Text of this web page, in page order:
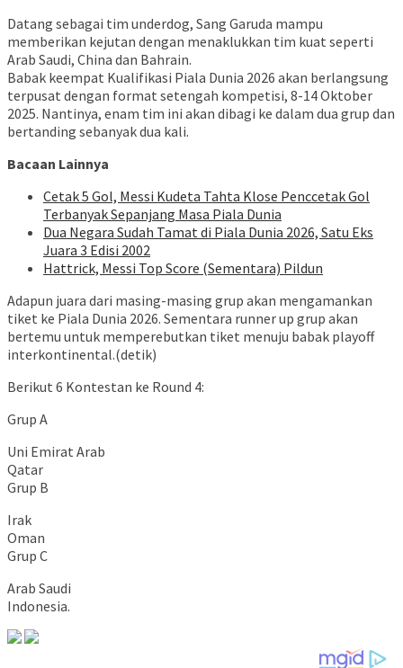
Datang sebagai tim underdog, Sang Garuda mampu
memberikan kejutan dengan menaklukkan tim kuat seperti
Arab Saudi, China dan Bahrain.
Babak keempat Kualifikasi Piala Dunia 2026 akan berlangsung
terpusat dengan format setengah kompetisi, 8-14 Oktober
2025. Nantinya, enam tim ini akan dibagi ke dalam dua grup dan
bertanding sebanyak dua kali.
Bacaan Lainnya
Cetak 5 Gol, Messi Kudeta Tahta Klose Penccetak Gol
Terbanyak Sepanjang Masa Piala Dunia
Dua Negara Sudah Tamat di Piala Dunia 2026, Satu Eks
Juara 3 Edisi 2002
Hattrick, Messi Top Score (Sementara) Pildun
Adapun juara dari masing-masing grup akan mengamankan
tiket ke Piala Dunia 2026. Sementara runner up grup akan
bertemu untuk memperebutkan tiket menuju babak playoff
interkontinental.(detik)
Berikut 6 Kontestan ke Round 4:
Grup A
Uni Emirat Arab
Qatar
Grup B
Irak
Oman
Grup C
Arab Saudi
Indonesia.